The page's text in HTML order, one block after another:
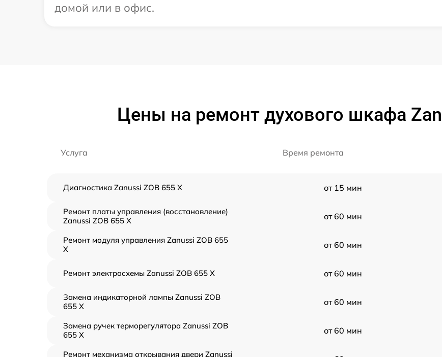
домой или в офис.
Цены на ремонт духового шкафа
Услуга Время ремонта
Диагностика Zanussi ZOB 655 X от 15 мин
Ремонт платы управления (восстановление)
Zanussi ZOB 655 X
от 60 мин
Ремонт модуля управления Zanussi ZOB 655
X
от 60 мин
Ремонт электросхемы Zanussi ZOB 655 X от 60 мин
Замена индикаторной лампы Zanussi ZOB
655 X
от 60 мин
Замена ручек терморегулятора Zanussi ZOB
655 X
от 60 мин
Ремонт механизма открывания двери Zanussi